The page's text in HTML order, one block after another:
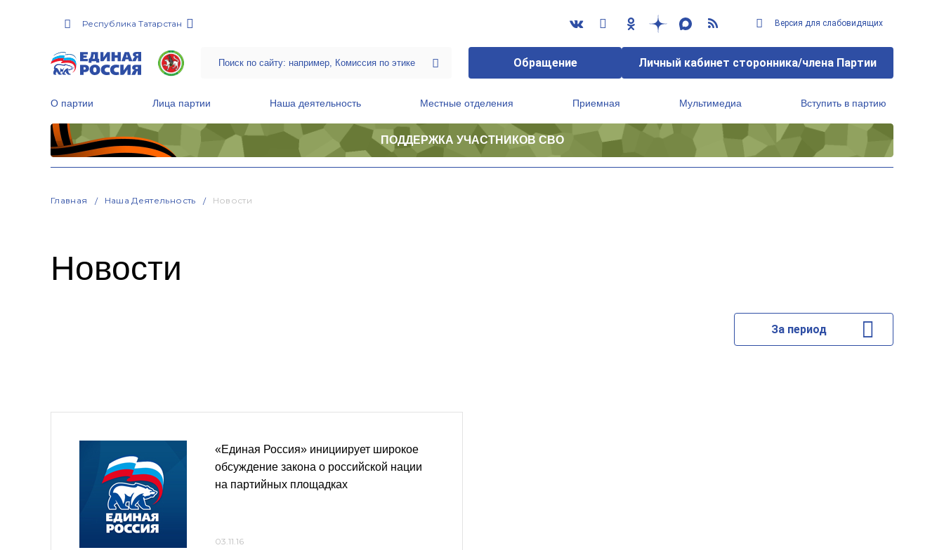
Республика Татарстан Версия для слабовидящих
Обращение Личный кабинет сторонника/члена Партии
О партии Лица партии Наша деятельность Местные отделения Приемная Мультимедиа Вступить в партию
ПОДДЕРЖКА УЧАСТНИКОВ СВО
Главная Наша Деятельность Новости
Новости
За период
«Единая Россия» инициирует широкое
обсуждение закона о российской нации
на партийных площадках
03.11.16